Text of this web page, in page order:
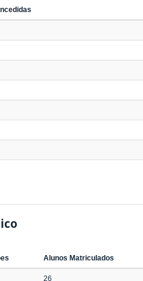
Alunos Matriculados
26